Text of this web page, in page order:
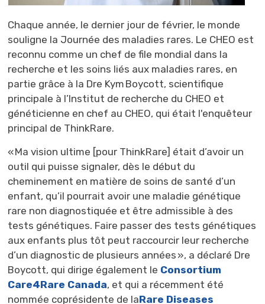
Chaque année, le dernier jour de février, le monde
souligne la Journée des maladies rares. Le CHEO est
reconnu comme un chef de file mondial dans la
recherche et les soins liés aux maladies rares, en
partie grâce à la Dre Kym Boycott, scientifique
principale à l’Institut de recherche du CHEO et
généticienne en chef au CHEO, qui était l'enquêteur
principal de ThinkRare.
« Ma vision ultime [pour ThinkRare] était d’avoir un
outil qui puisse signaler, dès le début du
cheminement en matière de soins de santé d’un
enfant, qu’il pourrait avoir une maladie génétique
rare non diagnostiquée et être admissible à des
tests génétiques. Faire passer des tests génétiques
aux enfants plus tôt peut raccourcir leur recherche
d’un diagnostic de plusieurs années », a déclaré Dre
Boycott, qui dirige également le Consortium
Care4Rare Canada, et qui a récemment été
nommée coprésidente de laRare Diseases